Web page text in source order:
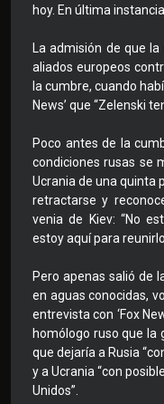
hoy. En última
La admisión de que
aliados europeos
la cumbre, cuando
News’ que “Zelenski
Poco antes de la
condiciones rusas se
Ucrania de una quinta
retractarse y
venia de Kiev: “No
estoy aquí para
Pero apenas salió de
en aguas conocidas,
entrevista con ‘Fox
homólogo ruso que la
que dejaría a Rusia
y a Ucrania “con
Unidos”.